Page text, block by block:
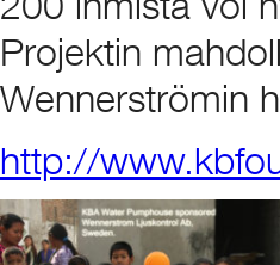
Projektin
Wennerströmin
http://